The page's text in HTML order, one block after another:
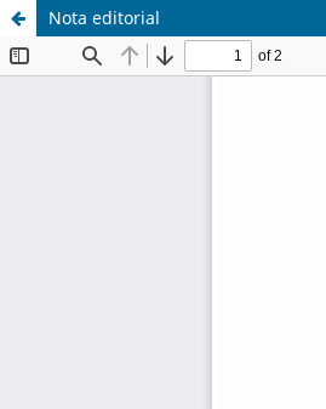
Nota editorial